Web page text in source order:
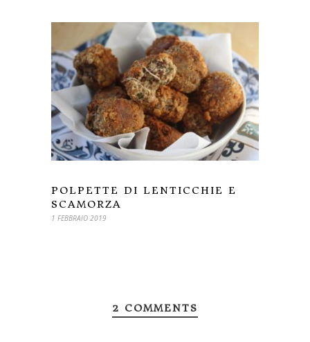
POLPETTE DI LENTICCHIE E
SCAMORZA
1 FEBBRAIO 2019
2 COMMENTS